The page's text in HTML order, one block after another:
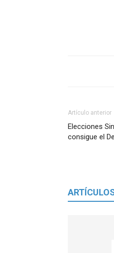
Artículo anterior
Elecciones
consigue el